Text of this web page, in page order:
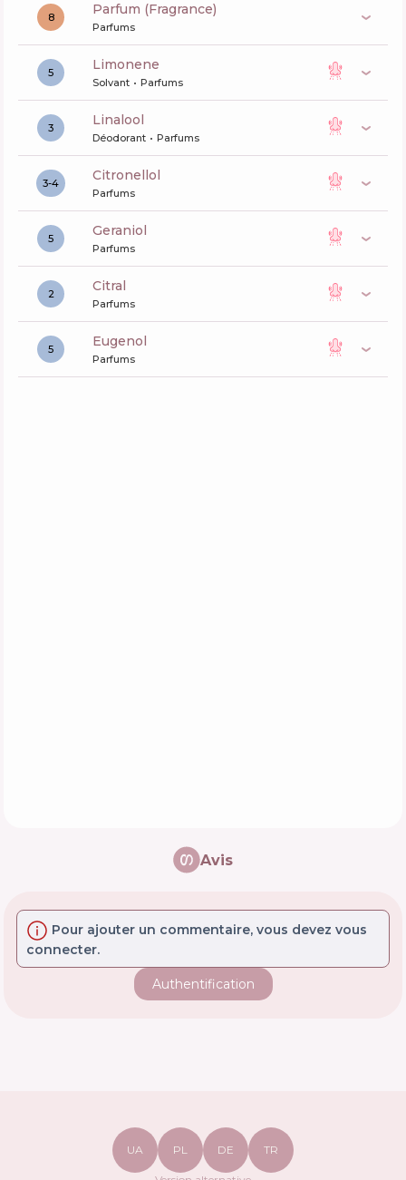
8 Parfum (Fragrance)
Parfums
5 limonene
Solvant Parfums
3 linalool
Déodorant Parfums
3-4 citronellol
Parfums
5 geraniol
Parfums
2 citral
Parfums
5 eugenol
Parfums
Avis
Pour ajouter un commentaire, vous devez vous
connecter.
Authentification
UA PL DE TR